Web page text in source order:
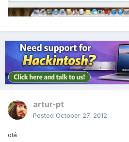
artur-pt
Posted October 27, 2012
olá